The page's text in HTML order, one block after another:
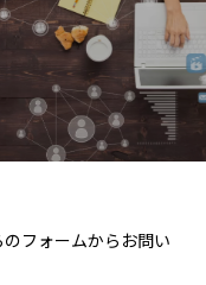
フォームからお問い